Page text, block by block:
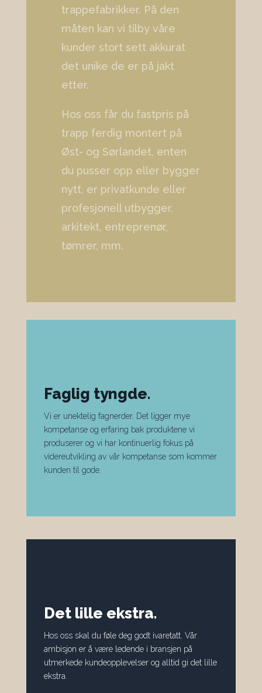
trappefabrikker. På den
måten kan vi tilby våre
kunder stort sett akkurat
det unike de er på jakt
etter.
Hos oss får du fastpris på
trapp ferdig montert på
Øst- og Sørlandet, enten
du pusser opp eller bygger
nytt, er privatkunde eller
profesjonell utbygger,
arkitekt, entreprenør,
tømrer, mm.
Faglig tyngde.
Vi er unektelig fagnerder. Det ligger mye
kompetanse og erfaring bak produktene vi
produserer og vi har kontinuerlig fokus på
videreutvikling av vår kompetanse som kommer
kunden til gode.
Det lille ekstra.
Hos oss skal du føle deg godt ivaretatt. Vår
ambisjon er å være ledende i bransjen på
utmerkede kundeopplevelser og alltid gi det lille
ekstra.